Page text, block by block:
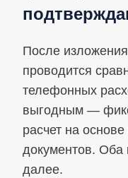
После
проводится
телефонных
выгодным —
расчет на
документов. Оба
далее.